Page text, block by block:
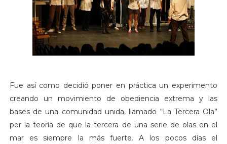
Fue así como decidió poner en práctica un experimento
creando un movimiento de obediencia extrema y las
bases de una comunidad unida, llamado “La Tercera Ola”
por la teoría de que la tercera de una serie de olas en el
mar es siempre la más fuerte. A los pocos días el